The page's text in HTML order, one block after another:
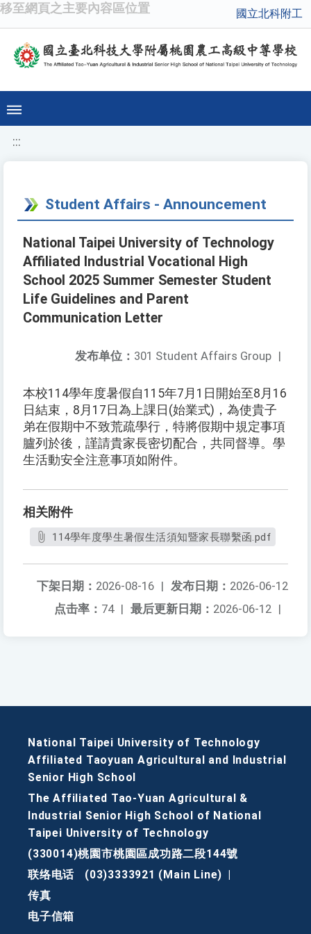
移至網頁之主要內容區位置 國立北科附工
:::
Student Affairs - Announcement
National Taipei University of Technology
Affiliated Industrial Vocational High
School 2025 Summer Semester Student
Life Guidelines and Parent
Communication Letter
发布单位： 301 Student Affairs Group |
本校114學年度暑假自115年7月1日開始至8月16
日結束，8月17日為上課日(始業式)，為使貴子
弟在假期中不致荒疏學行，特將假期中規定事項
臚列於後，謹請貴家長密切配合，共同督導。學
生活動安全注意事項如附件。
相关附件
114學年度學生暑假生活須知暨家長聯繫函.pdf
发布日期： 2026-06-12
下架日期： 2026-08-16 |
最后更新日期： 2026-06-12 |
点击率： 74 |
National Taipei University of Technology
Affiliated Taoyuan Agricultural and Industrial
Senior High School
The Affiliated Tao-Yuan Agricultural &
Industrial Senior High School of National
Taipei University of Technology
(330014)桃園市桃園區成功路二段144號
联络电话
(03)3333921 (Main Line)
传真
电子信箱